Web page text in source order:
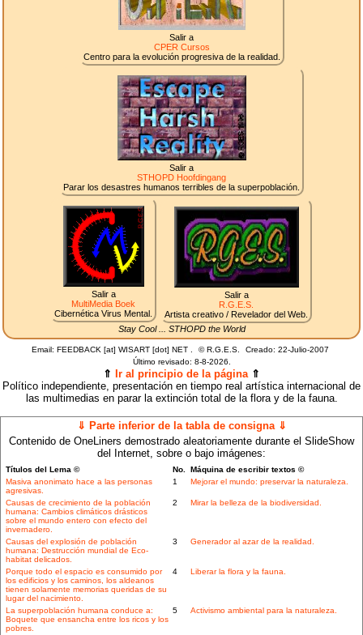
Salir a
CPER Cursos
Centro para la evolución progresiva de la realidad.
Salir a
STHOPD Hoofdingang
Parar los desastres humanos terribles de la superpoblación.
Salir a
MultiMedia Boek
Cibernética Virus Mental.
Salir a
R.G.E.S.
Artista creativo / Revelador del Web.
Stay Cool ... STHOPD the World
Email: FEEDBACK [at] WISART [dot] NET . ©R.G.E.S.
Creado: 22-Julio-2007
Último revisado: 8-8-2026.
⇑ Ir al principio de la página⇑
Político independiente, presentación en tiempo real artística internacional de
las multimedias en parar la extinción total de la flora y de la fauna.
⇓ Parte inferior de la tabla de consigna ⇓
Contenido de OneLiners demostrado aleatoriamente durante el SlideShow
del Internet, sobre o bajo imágenes:
Títulos del Lema © No. Máquina de escribir textos ©
Masiva anonimato hace a las personas
agresivas.
1 Mejorar el mundo: preservar la naturaleza.
Causas de crecimiento de la población
humana: Cambios climáticos drásticos
sobre el mundo entero con efecto del
invernadero.
2 Mirar la belleza de la biodiversidad.
Causas del explosión de población
humana: Destrucción mundial de Eco-
habitat delicados.
3 Generador al azar de la realidad.
Porque todo el espacio es consumido por
los edificios y los caminos, los aldeanos
tienen solamente memorias queridas de su
lugar del nacimiento.
4 Liberar la flora y la fauna.
La superpoblación humana conduce a:
Boquete que ensancha entre los ricos y los
pobres.
5 Activismo ambiental para la naturaleza.